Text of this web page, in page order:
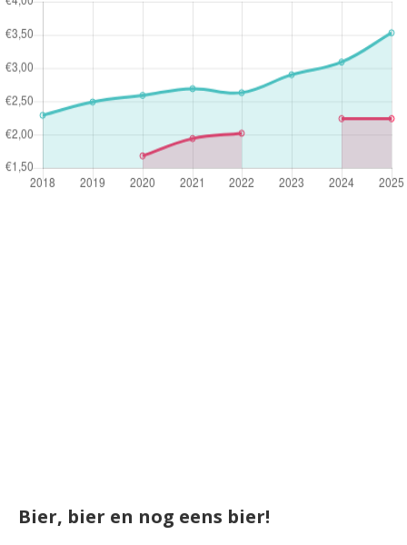
Bier, bier en nog eens bier!